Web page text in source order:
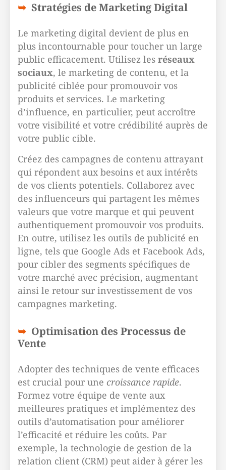
Stratégies de Marketing Digital
Le marketing digital devient de plus en
plus incontournable pour toucher un large
public efficacement. Utilisez les réseaux
sociaux, le marketing de contenu, et la
publicité ciblée pour promouvoir vos
produits et services. Le marketing
d’influence, en particulier, peut accroître
votre visibilité et votre crédibilité auprès de
votre public cible.
Créez des campagnes de contenu attrayant
qui répondent aux besoins et aux intérêts
de vos clients potentiels. Collaborez avec
des influenceurs qui partagent les mêmes
valeurs que votre marque et qui peuvent
authentiquement promouvoir vos produits.
En outre, utilisez les outils de publicité en
ligne, tels que Google Ads et Facebook Ads,
pour cibler des segments spécifiques de
votre marché avec précision, augmentant
ainsi le retour sur investissement de vos
campagnes marketing.
Optimisation des Processus de
Vente
Adopter des techniques de vente efficaces
est crucial pour une croissance rapide.
Formez votre équipe de vente aux
meilleures pratiques et implémentez des
outils d’automatisation pour améliorer
l’efficacité et réduire les coûts. Par
exemple, la technologie de gestion de la
relation client (CRM) peut aider à gérer les